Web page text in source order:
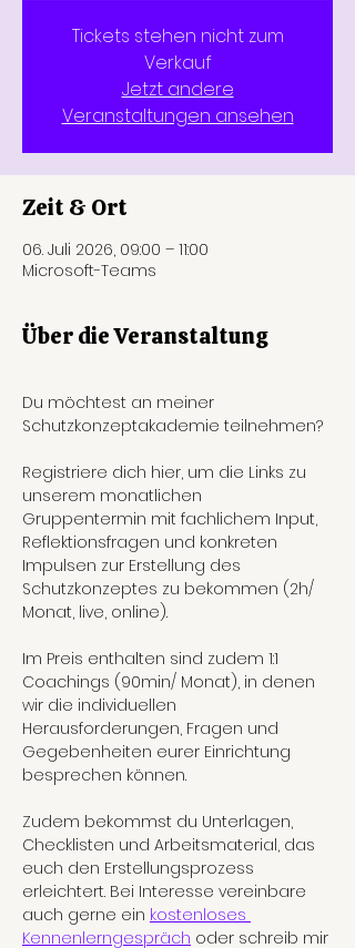
Tickets stehen nicht zum
Verkauf
Jetzt andere
Veranstaltungen ansehen
Zeit & Ort
06. Juli 2026, 09:00 – 11:00
Microsoft-Teams
Über die Veranstaltung
Du möchtest an meiner
Schutzkonzeptakademie teilnehmen?
Registriere dich hier, um die Links zu
unserem monatlichen
Gruppentermin mit fachlichem Input,
Reflektionsfragen und konkreten
Impulsen zur Erstellung des
Schutzkonzeptes zu bekommen (2h/
Monat, live, online).
Im Preis enthalten sind zudem 1:1
Coachings (90min/ Monat), in denen
wir die individuellen
Herausforderungen, Fragen und
Gegebenheiten eurer Einrichtung
besprechen können.
Zudem bekommst du Unterlagen,
Checklisten und Arbeitsmaterial, das
euch den Erstellungsprozess
erleichtert. Bei Interesse vereinbare
auch gerne ein kostenloses
Kennenlerngespräch oder schreib mir